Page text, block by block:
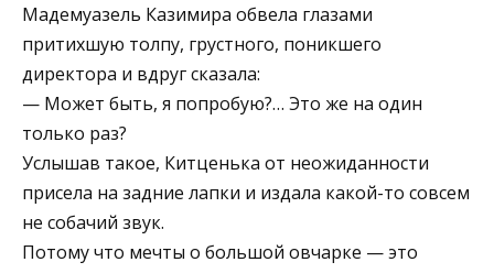
Мадемуазель Казимира обвела глазами
притихшую толпу, грустного, поникшего
директора и вдруг сказала:
— Может быть, я попробую?… Это же на один
только раз?
Услышав такое, Китценька от неожиданности
присела на задние лапки и издала какой-то совсем
не собачий звук.
Потому что мечты о большой овчарке — это